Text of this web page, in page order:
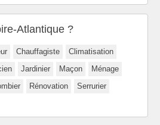
Atlantique ?
Chauffagiste
Climatisation
Jardinier Maçon
Ménage
Rénovation
Serrurier